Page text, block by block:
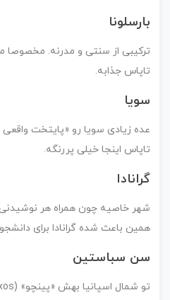
بارسلونا
تاپاس جذابه.
سویا
عده زیادی سویا رو «پایتخت
تاپاس اینجا خیلی پررنگه.
گرانادا
شهر خاصیه چون همراه هر
همین باعث شده گرانادا برای
سن سباستین